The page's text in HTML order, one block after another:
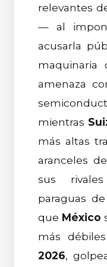
relevantes
— al
acusarla
maquinaria
amenaza
mientras
más altas
aranceles de
sus
paraguas de
que México
más
2026,